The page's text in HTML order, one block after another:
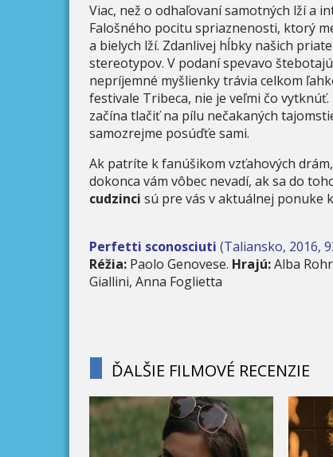
Viac, než o odhaľovaní samotných lží a
Falošného pocitu spriaznenosti, ktorý
a bielych lží. Zdanlivej hĺbky našich
stereotypov. V podaní spevavo
nepríjemné myšlienky trávia celkom
festivale Tribeca, nie je veľmi čo
začína tlačiť na pílu nečakaných
samozrejme posúďťe sami.
Ak patríte k fanúšikom vzťahových
dokonca vám vôbec nevadí, ak sa do
cudzinci sú pre vás v aktuálnej ponuke
Perfetti sconosciuti (Taliansko, 2016,
Réžia: Paolo Genovese. Hrajú:Alba
Giallini, Anna Foglietta
ĎALŠIE FILMOVÉ RECENZIE